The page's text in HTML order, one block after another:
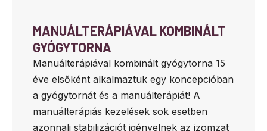
MANUÁLTERÁPIÁVAL KOMBINÁLT
GYÓGYTORNA
Manuálterápiával kombinált gyógytorna 15
éve elsőként alkalmaztuk egy koncepcióban
a gyógytornát és a manuálterápiát! A
manuálterápiás kezelések sok esetben
azonnali stabilizációt igényelnek az izomzat